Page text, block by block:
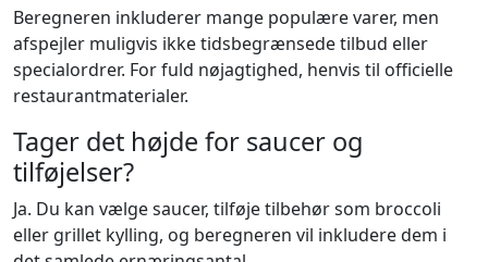
Beregneren inkluderer mange populære varer, men
afspejler muligvis ikke tidsbegrænsede tilbud eller
specialordrer. For fuld nøjagtighed, henvis til officielle
restaurantmaterialer.
Tager det højde for saucer og
tilføjelser?
Ja. Du kan vælge saucer, tilføje tilbehør som broccoli
eller grillet kylling, og beregneren vil inkludere dem i